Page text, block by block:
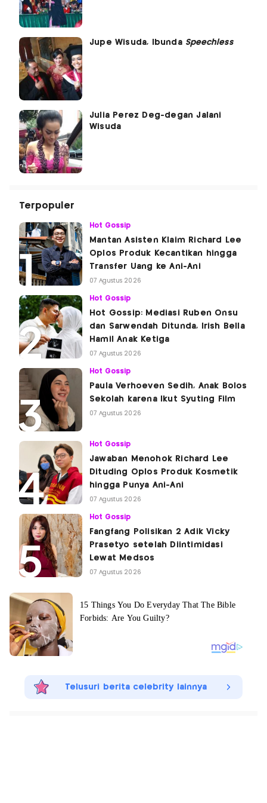
Jupe Wisuda, Ibunda Speechless
Julia Perez Deg-degan Jalani
Wisuda
Terpopuler
Hot Gossip
Mantan Asisten Klaim Richard Lee
Oplos Produk Kecantikan hingga
Transfer Uang ke Ani-Ani
07 Agustus 2026
Hot Gossip
Hot Gossip: Mediasi Ruben Onsu
dan Sarwendah Ditunda, Irish Bella
Hamil Anak Ketiga
07 Agustus 2026
Hot Gossip
Paula Verhoeven Sedih, Anak Bolos
Sekolah karena Ikut Syuting Film
07 Agustus 2026
Hot Gossip
Jawaban Menohok Richard Lee
Dituding Oplos Produk Kosmetik
hingga Punya Ani-Ani
07 Agustus 2026
Hot Gossip
Fangfang Polisikan 2 Adik Vicky
Prasetyo setelah Diintimidasi
Lewat Medsos
07 Agustus 2026
Telusuri berita celebrity lainnya